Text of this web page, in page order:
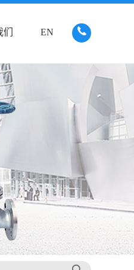
EN